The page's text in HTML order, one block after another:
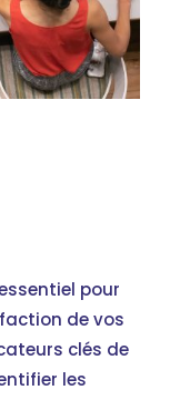
pour
de vos
clés de
les